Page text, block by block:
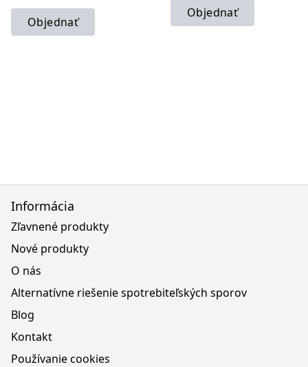
Objednať
Objednať
Informácia
Zľavnené produkty
Nové produkty
O nás
Alternatívne riešenie spotrebiteľských sporov
Blog
Kontakt
Používanie cookies